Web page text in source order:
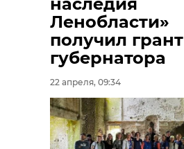
Ленобласти»
получил грант
губернатора
22 апреля, 09:34